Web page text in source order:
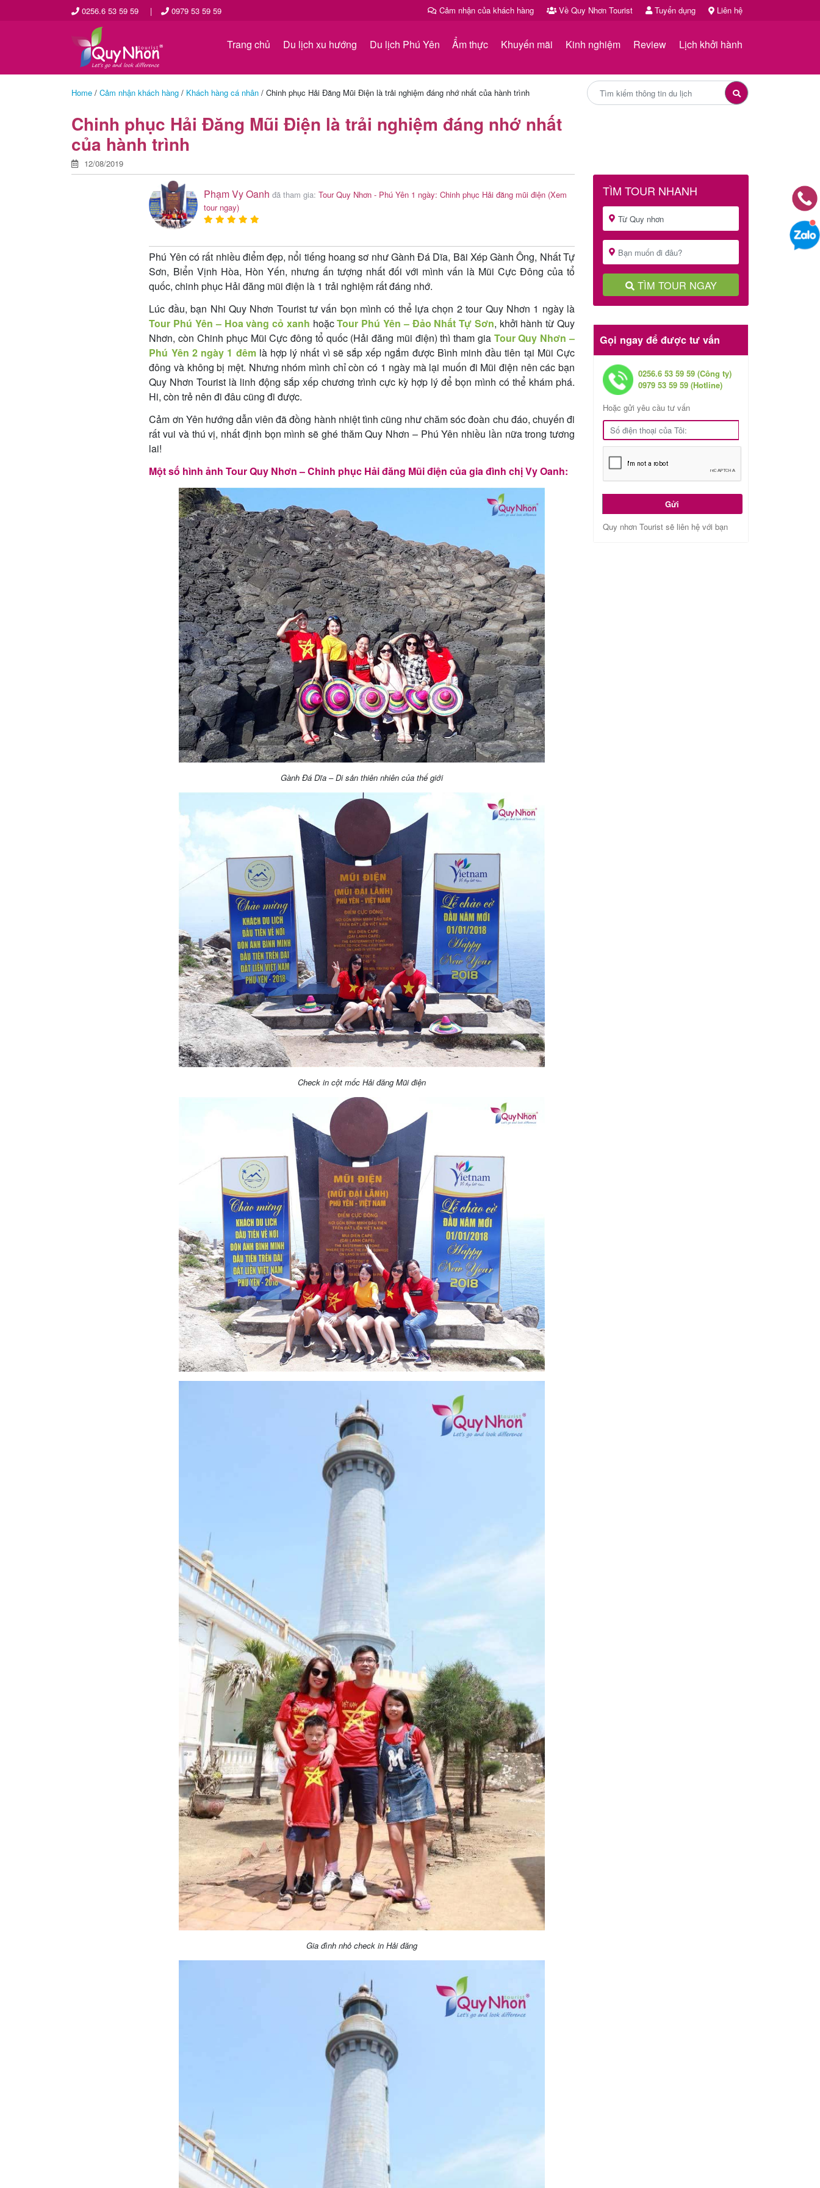
0256.6 53 59 59 | 0979 53 59 59 Cảm nhận của khách hàng Về Quy Nhơn Tourist Tuyển dụng Liên hệ
Trang chủ Du lịch xu hướng Du lịch Phú Yên Ẩm thực Khuyến mãi Kinh nghiệm Review Lịch khởi hành
Home / Cảm nhận khách hàng / Khách hàng cá nhân / Chinh phục Hải Đăng Mũi Điện là trải nghiệm đáng nhớ nhất của hành trình
Chinh phục Hải Đăng Mũi Điện là trải nghiệm đáng nhớ nhất
của hành trình
12/08/2019
Phạm Vy Oanh đã tham gia:Tour Quy Nhơn - Phú Yên 1 ngày: Chinh phục Hải đăng mũi điện (Xem
tour ngay)
Phú Yên có rất nhiều điểm đẹp, nổi tiếng hoang sơ như Gành Đá Dĩa, Bãi Xép Gành Ông, Nhất Tự
Sơn, Biển Vịnh Hòa, Hòn Yến, nhưng ấn tượng nhất đối với mình vấn là Mũi Cực Đông của tổ
quốc, chinh phục Hải đăng mũi điện là 1 trải nghiệm rất đáng nhớ.
Lúc đầu, bạn Nhi Quy Nhơn Tourist tư vấn bọn mình có thể lựa chọn 2 tour Quy Nhơn 1 ngày là
Tour Phú Yên – Hoa vàng cỏ xanh hoặcTour Phú Yên – Đảo Nhất Tự Sơn, khởi hành từ Quy
Nhơn, còn Chinh phục Mũi Cực đông tổ quốc (Hải đăng mũi điện) thì tham gia Tour Quy Nhơn –
Phú Yên 2 ngày 1 đêmlà hợp lý nhất vì sẽ sắp xếp ngắm được Bình minh đầu tiên tại Mũi Cực
đông và không bị mệt. Nhưng nhóm mình chỉ còn có 1 ngày mà lại muốn đi Mũi điện nên các bạn
Quy Nhơn Tourist là linh động sắp xếp chương trình cực kỳ hợp lý để bọn mình có thể khám phá.
Hi, còn trẻ nên đi đâu cũng đi được.
Cảm ơn Yên hướng dẫn viên đã đồng hành nhiệt tình cũng như chăm sóc đoàn chu đáo, chuyến đi
rất vui và thú vị, nhất định bọn mình sẽ ghé thăm Quy Nhơn – Phú Yên nhiều lần nữa trong tương
lai!
Một số hình ảnh Tour Quy Nhơn – Chinh phục Hải đăng Mũi điện của gia đình chị Vy Oanh:
Gành Đá Dĩa – Di sản thiên nhiên của thế giới
Check in cột mốc Hải đăng Mũi điện
Gia đình nhỏ check in Hải đăng
TÌM TOUR NHANH
TÌM TOUR NGAY
Gọi ngay để được tư vấn
0256.6 53 59 59 (Công ty)
0979 53 59 59 (Hotline)
Hoặc gửi yêu cầu tư vấn
Gửi
Quy nhơn Tourist sẽ liên hệ với bạn